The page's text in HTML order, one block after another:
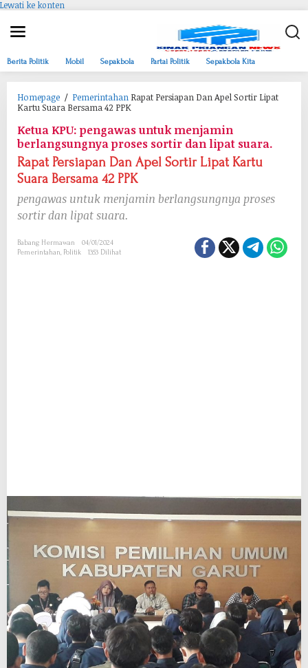
Lewati ke konten
Berita Politik Mobil Sepakbola Partai Politik Sepakbola Kita
Homepage / Pemerintahan Rapat Persiapan Dan Apel Sortir Lipat
Kartu Suara Bersama 42 PPK
Ketua KPU: pengawas untuk menjamin
berlangsungnya proses sortir dan lipat suara.
Rapat Persiapan Dan Apel Sortir Lipat Kartu
Suara Bersama 42 PPK
pengawas untuk menjamin berlangsungnya proses
sortir dan lipat suara.
Babang Hermawan
04/01/2024
Pemerintahan, Politik 1353 Dilihat